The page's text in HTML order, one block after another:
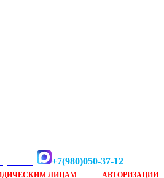
+7(980)050-37-12
ЛИЦАМ АВТОРИЗАЦИИ